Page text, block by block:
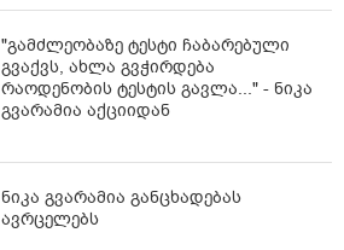
"გამძლეობაზე ტესტი ჩაბარებული
გვაქვს, ახლა გვჭირდება
რაოდენობის ტესტის გავლა..." - ნიკა
გვარამია აქციიდან
ნიკა გვარამია განცხადებას
ავრცელებს